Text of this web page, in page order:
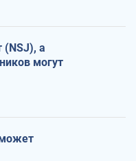
(NSJ), а
могут